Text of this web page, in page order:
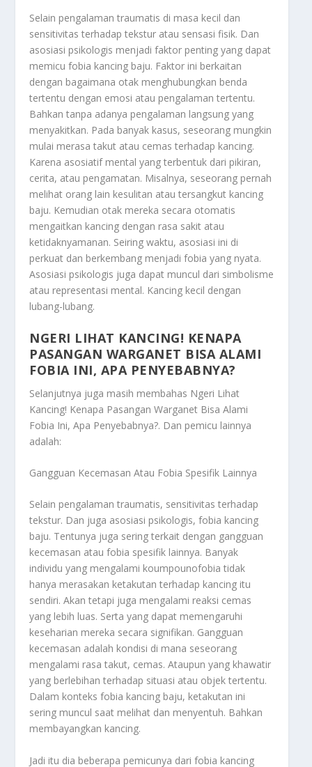
Selain pengalaman traumatis di masa kecil dan
sensitivitas terhadap tekstur atau sensasi fisik. Dan
asosiasi psikologis menjadi faktor penting yang dapat
memicu fobia kancing baju. Faktor ini berkaitan
dengan bagaimana otak menghubungkan benda
tertentu dengan emosi atau pengalaman tertentu.
Bahkan tanpa adanya pengalaman langsung yang
menyakitkan. Pada banyak kasus, seseorang mungkin
mulai merasa takut atau cemas terhadap kancing.
Karena asosiatif mental yang terbentuk dari pikiran,
cerita, atau pengamatan. Misalnya, seseorang pernah
melihat orang lain kesulitan atau tersangkut kancing
baju. Kemudian otak mereka secara otomatis
mengaitkan kancing dengan rasa sakit atau
ketidaknyamanan. Seiring waktu, asosiasi ini di
perkuat dan berkembang menjadi fobia yang nyata.
Asosiasi psikologis juga dapat muncul dari simbolisme
atau representasi mental. Kancing kecil dengan
lubang-lubang.
NGERI LIHAT KANCING! KENAPA
PASANGAN WARGANET BISA ALAMI
FOBIA INI, APA PENYEBABNYA?
Selanjutnya juga masih membahas Ngeri Lihat
Kancing! Kenapa Pasangan Warganet Bisa Alami
Fobia Ini, Apa Penyebabnya?. Dan pemicu lainnya
adalah:
Gangguan Kecemasan Atau Fobia Spesifik Lainnya
Selain pengalaman traumatis, sensitivitas terhadap
tekstur. Dan juga asosiasi psikologis, fobia kancing
baju. Tentunya juga sering terkait dengan gangguan
kecemasan atau fobia spesifik lainnya. Banyak
individu yang mengalami koumpounofobia tidak
hanya merasakan ketakutan terhadap kancing itu
sendiri. Akan tetapi juga mengalami reaksi cemas
yang lebih luas. Serta yang dapat memengaruhi
keseharian mereka secara signifikan. Gangguan
kecemasan adalah kondisi di mana seseorang
mengalami rasa takut, cemas. Ataupun yang khawatir
yang berlebihan terhadap situasi atau objek tertentu.
Dalam konteks fobia kancing baju, ketakutan ini
sering muncul saat melihat dan menyentuh. Bahkan
membayangkan kancing.
Jadi itu dia beberapa pemicunya dari fobia kancing